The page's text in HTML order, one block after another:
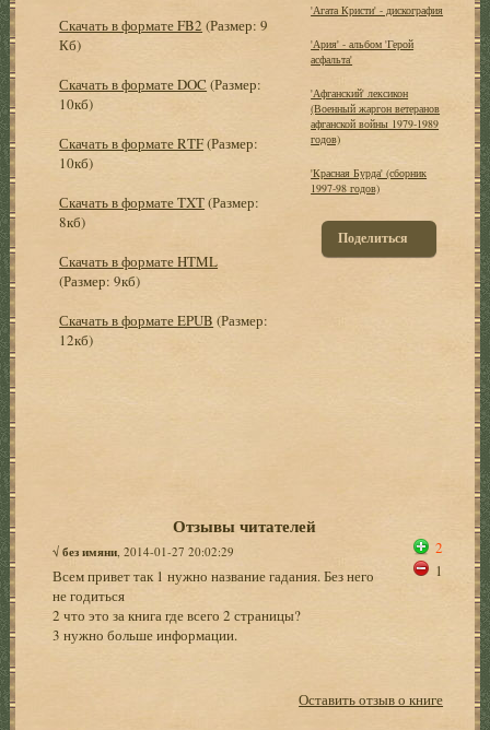
Скачать в формате FB2 (Размер: 9
Кб)
Скачать в формате DOC (Размер:
10кб)
Скачать в формате RTF(Размер:
10кб)
Скачать в формате TXT(Размер:
8кб)
Скачать в формате HTML
(Размер: 9кб)
Скачать в формате EPUB (Размер:
12кб)
'Агата Кристи' - дискография
'Ария' - альбом 'Герой
асфальта'
'Афганский' лексикон
(Военный жаргон ветеранов
афганской войны 1979-1989
годов)
'Красная Бурда' (сборник
1997-98 годов)
Поделиться
Отзывы читателей
√без имяни , 2014-01-27 20:02:29
Всем привет так 1 нужно название гадания. Без него
не годиться
2 что это за книга где всего 2 страницы?
3 нужно больше информации.
2
1
Оставить отзыв о книге